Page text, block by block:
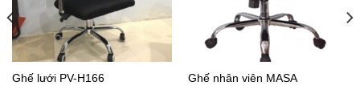
Ghế lưới PV-H166 Ghế nhân viên MASA